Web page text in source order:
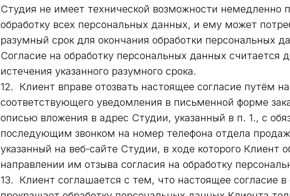
Студия не имеет технической возможности немедленно
обработку всех персональных данных, и ему может
разумный срок для окончания обработки персональных
Согласие на обработку персональных данных
истечения указанного разумного срока.
12. Клиент вправе отозвать настоящее согласие путём
соответствующего уведомления в письменной форме
описью вложения в адрес Студии, указанный в п. 1., с
последующим звонком на номер телефона отдела
указанный на веб-сайте Студии, в ходе которого Клиент
направлении им отзыва согласия на обработку
13. Клиент соглашается с тем, что настоящее согласие в